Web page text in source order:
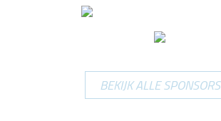
BEKIJK ALLE SPONSORS